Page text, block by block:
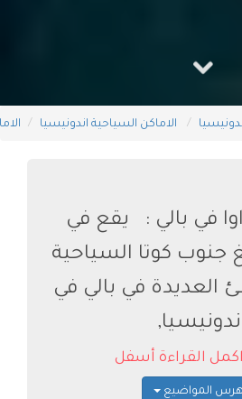
الاماكن السياحية اندونيسيا
في بالي : يقع في
جنوب كوتا السياحية
العديدة في بالي في
اكمل القراءة أسفل
المواضيع